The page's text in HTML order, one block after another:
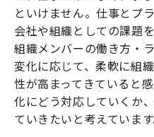
といけません。仕事とプ
会社や組織としての課題
組織メンバーの働き方・
変化に応じて、柔軟に組
性が高まってきていると
化にどう対応していくか
ていきたいと考えています